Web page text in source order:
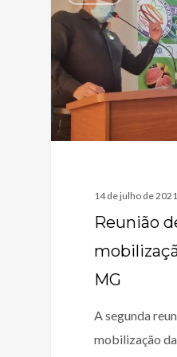
14 de julho de 2021
Reunião
MG
A segunda
mobilização